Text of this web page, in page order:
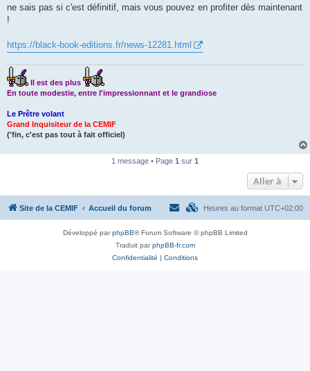
g
ne sais pas si c'est définitif, mais vous pouvez en profiter dès maintenant
!
https://black-book-editions.fr/news-12281.html
Il est des plus
En toute modestie, entre l'impressionnant et le grandiose
Le Prêtre volant
Grand Inquisiteur de la CEMIF
('fin, c'est pas tout à fait officiel)
1 message • Page 1 sur 1
Aller à
Site de la CEMIF Accueil du forum Heures au format UTC+02:00
Développé parphpBB® Forum Software © phpBB Limited
Traduit parphpBB-fr.com
Confidentialité | Conditions